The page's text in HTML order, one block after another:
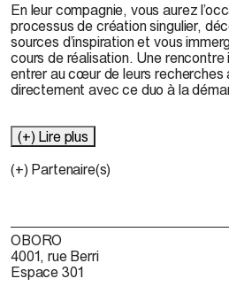
En leur compagnie, vous aurez
processus de création singulier,
sources d’inspiration et vous
cours de réalisation. Une rencontre
entrer au cœur de leurs recherches
directement avec ce duo à la
(+) Lire plus
(+) Partenaire(s)
OBORO
4001, rue Berri
Espace 301